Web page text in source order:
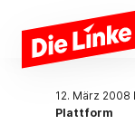
Zum Hauptinhalt
12. März 2008
Plattform